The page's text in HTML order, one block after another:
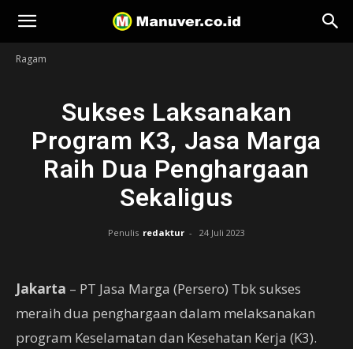
Manuver
Ragam
Sukses Laksanakan
Program K3, Jasa Marga
Raih Dua Penghargaan
Sekaligus
Penulis redaktur - 24 Juli 2023
Jakarta – PT Jasa Marga (Persero) Tbk sukses
meraih dua penghargaan dalam melaksanakan
program Keselamatan dan Kesehatan Kerja (K3).